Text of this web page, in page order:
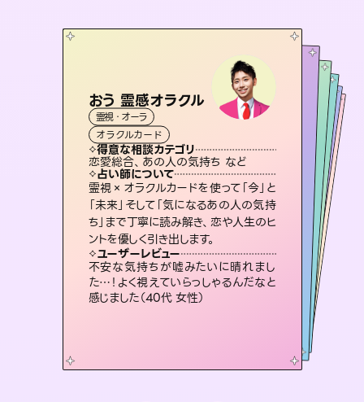
おう 霊感オラクル
霊視・オーラ
オラクルカード
得意な相談カテゴリ
恋愛総合、あの人の気持ち など
占い師について
霊視×オラクルカードを使って「今」と
「未来」そして「気になるあの人の気持
ち」まで丁寧に読み解き、恋や人生のヒ
ントを優しく引き出します。
ユーザーレビュー
不安な気持ちが嘘みたいに晴れまし
た…！よく視えていらっしゃるんだなと
感じました（40代 女性）
アイリス -iris-
西洋占星術
ルーン
得意な相談カテゴリ
恋愛総合、片想い、二人の未来 など
占い師について
復縁、恋愛、不倫の行方、同性愛や片
思い、仕事関係や借金問題まで知りた
いことや心の負担になっていることを
紐解き、背中をそっと押して導きます。
ユーザーレビュー
安心感のあり、言い切ってくれる所や濁
さない鑑定のおかげで、毎回自分の気
持ちを整えられます（30代 男性）
セラピスト理恵
霊視・オーラ
スピリチュアル・リーディング
得意な相談カテゴリ
片想い、二人の未来、年の差 など
占い師について
連絡再開、復縁、成就などの報告実績
多数。セラピストとして2万超の施術経
験があるからこそできる鑑定で、より良
い未来をサポートします。
ユーザーレビュー
とても心温まる鑑定でした。しかもこち
らは何も言っていないのに視えていらっ
しゃるんだなと驚きです（30代女性）
彗望
霊視・オーラ
スピリチュアル・リーディング
得意な相談カテゴリ
片想い、あの人の気持ち、復縁 など
占い師について
3,700年以上の歴史を持つ東洋最古の占術「易占」で詳細まで占い、幸せへ向かう道筋を示します。厳しい結果にも具体的な対策をお伝えします。
ユーザーレビュー
複雑な背景もしっかり聞いて鑑定して
いただけました。気持ちが楽になりまし
た（50代 女性）
未来視師＊花
スピリチュアル・リーディング
得意な相談カテゴリ
出逢い、片想い、復縁 など
占い師について
未来には何パターンもの選択肢があり
ます。不安で視えにくくなっているあな
たの素敵な未来を見つけ、その未来を
選択できるようアドバイスします。
ユーザーレビュー
職場の人の性質や人間関係、本心など
本当によく視えていてびっくり。対策が
打てて前向きになれます（40代）
霊視・オーラ タロット
スピリチュアル・リーディング
得意な相談カテゴリ
片想い、あの人の気持ち、復縁 など
占い師について
恋愛のお悩みの中でも特に「曖昧な関
係」の相談を得意としており、友達以上
恋人未満なお相手との今後や本音を丁
寧に読み解き恋愛成就へと導きます。
ユーザーレビュー
鑑定していただいてアドバイス通りに行
動すると仲が復活してきました。ありが
とうございました（40代 女性）